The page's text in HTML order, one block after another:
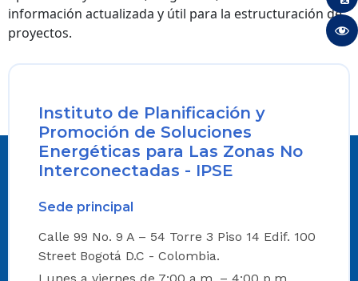
información actualizada y útil para la estructuración de
proyectos.
Instituto de Planificación y
Promoción de Soluciones
Energéticas para Las Zonas No
Interconectadas - IPSE
Sede principal
Calle 99 No. 9 A – 54 Torre 3 Piso 14 Edif. 100
Street Bogotá D.C - Colombia.